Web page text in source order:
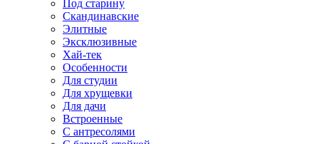
Под старину
Скандинавские
Элитные
Эксклюзивные
Хай-тек
Особенности
Для студии
Для хрущевки
Для дачи
Встроенные
С антресолями